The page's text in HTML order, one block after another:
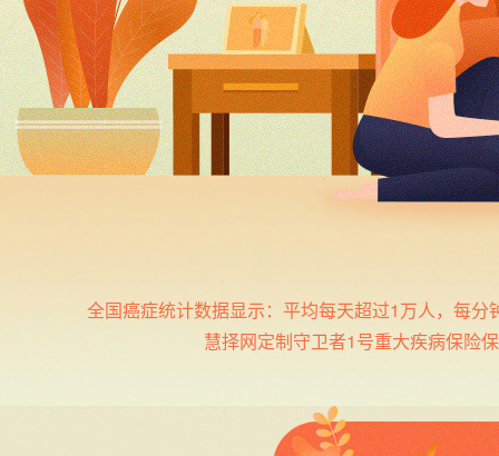
全国癌症统计数据显示：平均每天超过1万人，每
慧择网定制守卫者1号重大疾病保险